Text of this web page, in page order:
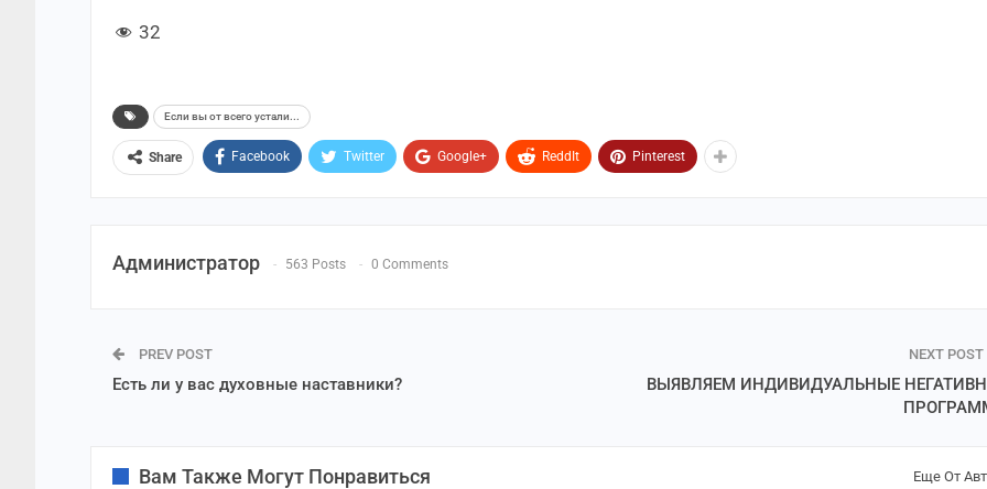
32
Если вы от всего устали...
Share Facebook Twitter Google+ ReddIt Pinterest
Администратор 563 Posts 0 Comments
PREV POST
Есть ли у вас духовные наставники?
NEXT POST
ВЫЯВЛЯЕМ ИНДИВИДУАЛЬНЫЕ
Вам Также Могут Понравиться Еще От